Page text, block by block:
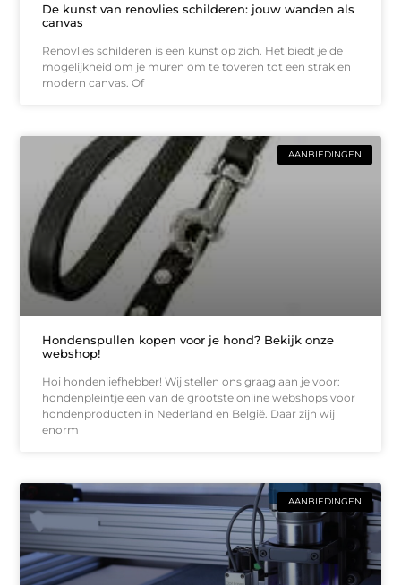
De kunst van renovlies schilderen: jouw wanden als
canvas
Renovlies schilderen is een kunst op zich. Het biedt je de
mogelijkheid om je muren om te toveren tot een strak en
modern canvas. Of
AANBIEDINGEN
Hondenspullen kopen voor je hond? Bekijk onze
webshop!
Hoi hondenliefhebber! Wij stellen ons graag aan je voor:
hondenpleintje een van de grootste online webshops voor
hondenproducten in Nederland en België. Daar zijn wij
enorm
AANBIEDINGEN